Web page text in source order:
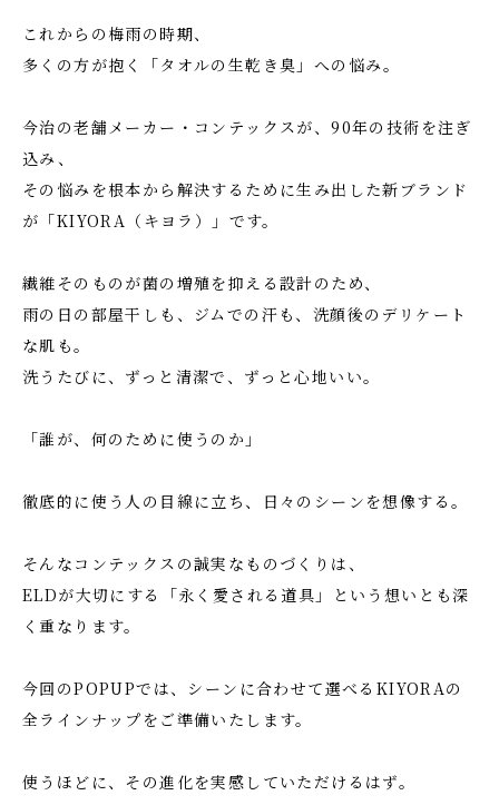
これからの梅雨の時期、
多くの方が抱く「タオルの生乾き臭」への悩み。
今治の老舗メーカー・コンテックスが、90年の技術を注ぎ
込み、
その悩みを根本から解決するために生み出した新ブランド
が「KIYORA（キヨラ）」です。
繊維そのものが菌の増殖を抑える設計のため、
雨の日の部屋干しも、ジムでの汗も、洗顔後のデリケート
な肌も。
洗うたびに、ずっと清潔で、ずっと心地いい。
「誰が、何のために使うのか」
徹底的に使う人の目線に立ち、日々のシーンを想像する。
そんなコンテックスの誠実なものづくりは、
ELDが大切にする「永く愛される道具」という想いとも深
く重なります。
今回のPOPUPでは、シーンに合わせて選べるKIYORAの
全ラインナップをご準備いたします。
使うほどに、その進化を実感していただけるはず。